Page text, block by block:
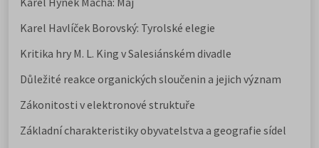
Karel Havlíček Borovský: Tyrolské elegie
Kritika hry M. L. King v Salesiánském divadle
Důležité reakce organických sloučenin a jejich význam
Zákonitosti v elektronové struktuře
Základní charakteristiky obyvatelstva a geografie sídel